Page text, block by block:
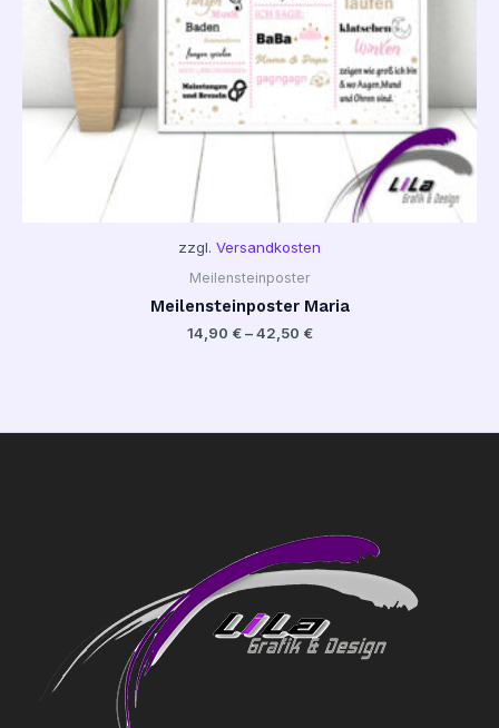
zzgl. Versandkosten
Meilensteinposter
Meilensteinposter Maria
14,90 €–42,50 €